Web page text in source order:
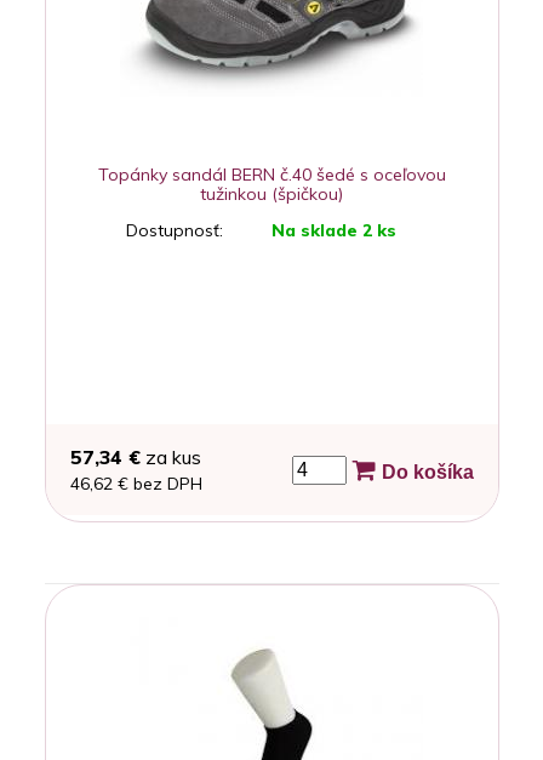
Topánky sandál BERN č.40 šedé s oceľovou
tužinkou (špičkou)
Dostupnosť:
Na sklade 2 ks
57,34 € za kus
46,62 € bez DPH
Do košíka